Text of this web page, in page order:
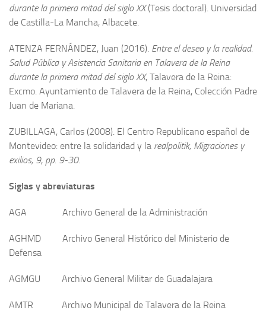
durante la primera mitad del siglo XX(Tesis doctoral). Universidad
de Castilla-La Mancha, Albacete.
ATENZA FERNÁNDEZ, Juan (2016). Entre el deseo y la realidad.
Salud Pública y Asistencia Sanitaria en Talavera de la Reina
durante la primera mitad del siglo XX, Talavera de la Reina:
Excmo. Ayuntamiento de Talavera de la Reina, Colección Padre
Juan de Mariana.
ZUBILLAGA, Carlos (2008). El Centro Republicano español de
Montevideo: entre la solidaridad y la realpolitik, Migraciones y
exilios, 9, pp. 9-30.
Siglas y abreviaturas
AGA Archivo General de la Administración
AGHMD Archivo General Histórico del Ministerio de
Defensa
AGMGU Archivo General Militar de Guadalajara
AMTR Archivo Municipal de Talavera de la Reina